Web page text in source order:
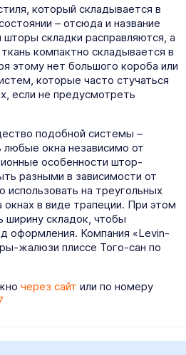
который складывается в
– отсюда и название
шторы складки расправляются, а
компактно складывается в
этому нет большого короба или
которые часто стучаться
если не предусмотреть
подобной системы –
окна независимо от
особенности штор-
разными в зависимости от
на треугольных
окнах в виде трапеции. При этом
ширину складок, чтобы
оформления. Компания «Levin-
жалюзи плиссе Того-сан по
через сайт или по номеру